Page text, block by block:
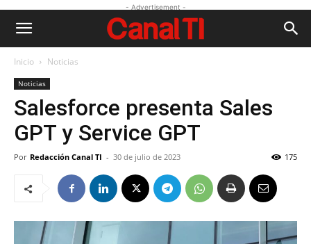
- Advertisement -
Inicio Noticias
Noticias
Salesforce presenta Sales
GPT y Service GPT
Por Redacción Canal TI - 30 de julio de 2023 175